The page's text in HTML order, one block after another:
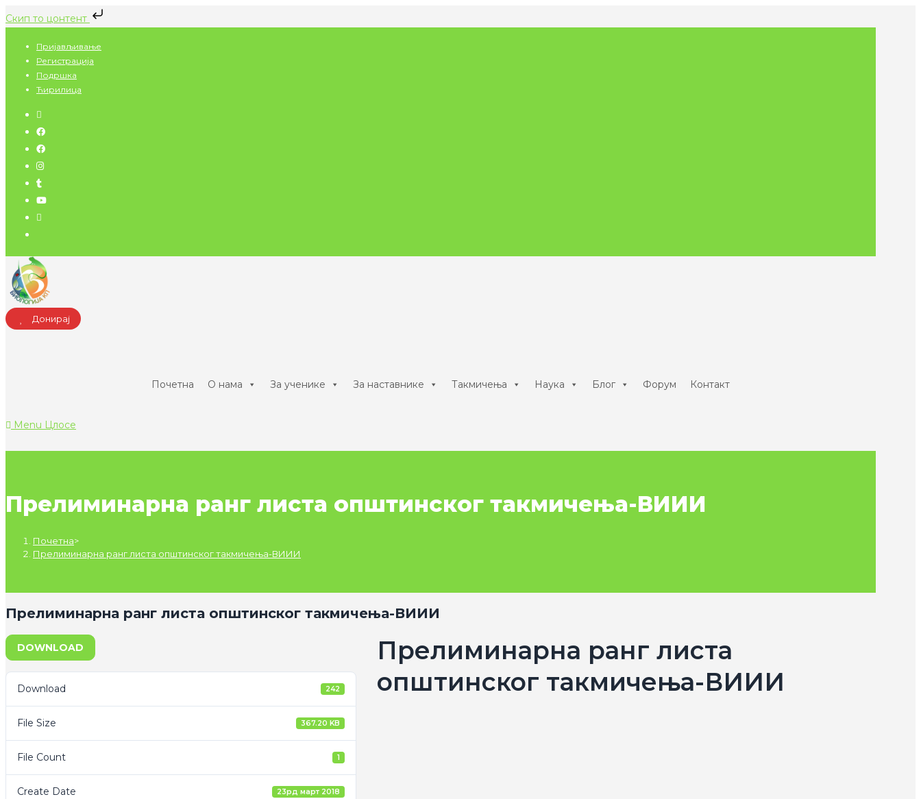
Скип то цонтент
цонтент
Пријављивање
Регистрација
Подршка
Ћирилица
Донирај
Почетна О нама За ученике За наставнике Такмичења Наука Блог Форум Контакт
Menu Цлосе
Прелиминарна ранг листа општинског такмичења-ВИИИ
Почетна>
Прелиминарна ранг листа општинског такмичења-ВИИИ
Прелиминарна ранг листа општинског такмичења-ВИИИ
DOWNLOAD
Download 242
File Size 367.20 KB
File Count 1
Create Date 23рд март 2018
Прелиминарна ранг листа
општинског такмичења-ВИИИ